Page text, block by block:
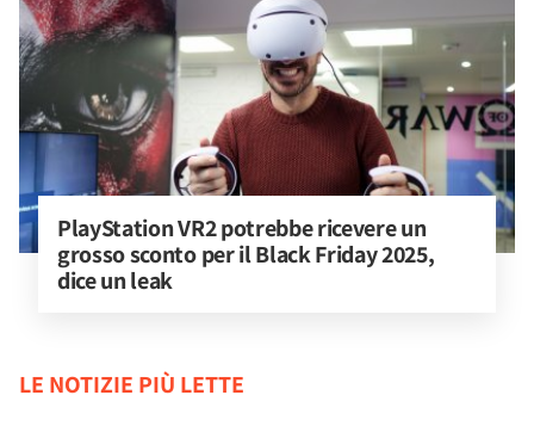
PlayStation VR2 potrebbe ricevere un
grosso sconto per il Black Friday 2025,
dice un leak
LE NOTIZIE PIÙ LETTE